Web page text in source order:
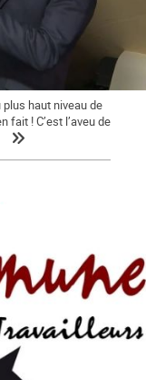
haut niveau de
fait ! C’est l’aveu de